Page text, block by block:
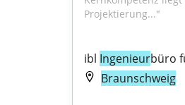
Projektierung..."
ibl Ingenieurbüro
Braunschweig